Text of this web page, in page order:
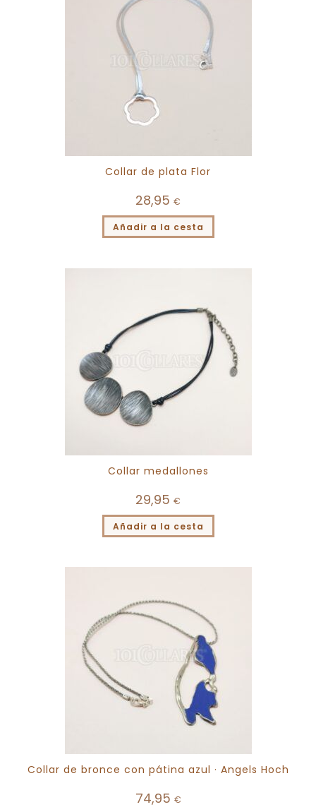
Collar de plata Flor
28,95 €
Añadir a la cesta
Collar medallones
29,95 €
Añadir a la cesta
Collar de bronce con pátina azul · Angels Hoch
74,95 €